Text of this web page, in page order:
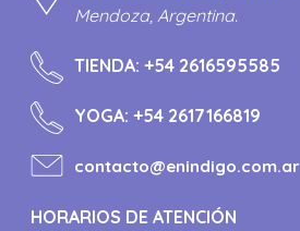
Mendoza, Argentina.
TIENDA:+54 2616595585
YOGA:+54 2617166819
contacto@enindigo.com.ar
HORARIOS DE ATENCIÓN